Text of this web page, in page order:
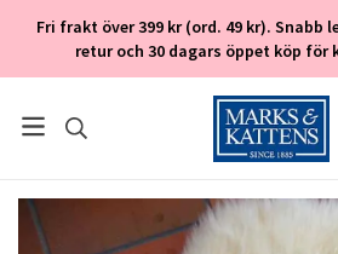
Fri frakt över 399 kr (ord. 49 kr). Snabb
retur och 30 dagars öppet köp för